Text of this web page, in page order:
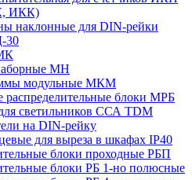
ИКК)
наклонные для DIN-рейки
30
МН
модульные МКМ
распределительные блоки МРБ
светильников ССА TDM
на DIN-рейку
для выреза в шкафах IP40
блоки проходные РБП
блоки РБ 1-но полюсные